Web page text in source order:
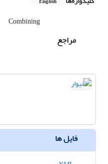
Combining
مراجع
فایل ها